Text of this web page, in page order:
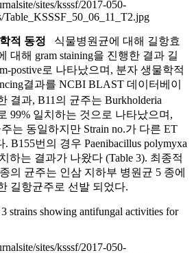
적 동정 식물병원균에 대해 길항효
대해 gram staining을 진행한 결과 길
postive로 나타났으며, 분자 생물학적
결과를 NCBI BLAST 데이터베이
결과, B11의 균주는 Burkholderia
99% 일치하는 것으로 나타났으며,
는 동일하지만 Strain no.가 다른 ET
B155번의 경우 Paenibacillus polymyxa
하는 결과가 나왔다 (Table 3). 최종적
의 균주는 인삼 지하부 병원균 5 종에
길항균주로 선발 되었다.
strains showing antifungal activities for